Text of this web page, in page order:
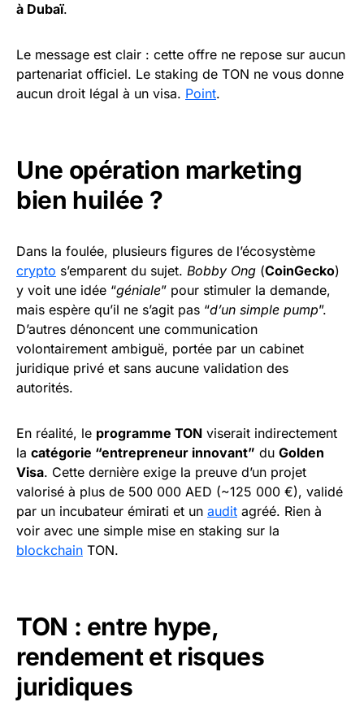
à Dubaï.
Le message est clair : cette offre ne repose sur aucun
partenariat officiel. Le staking de TON ne vous donne
aucun droit légal à un visa. Point.
Une opération marketing
bien huilée ?
Dans la foulée, plusieurs figures de l’écosystème
crypto s’emparent du sujet. Bobby Ong (CoinGecko)
y voit une idée “géniale” pour stimuler la demande,
mais espère qu’il ne s’agit pas “d’un simple pump”.
D’autres dénoncent une communication
volontairement ambiguë, portée par un cabinet
juridique privé et sans aucune validation des
autorités.
En réalité, le programme TON viserait indirectement
la catégorie “entrepreneur innovant” du Golden
Visa. Cette dernière exige la preuve d’un projet
valorisé à plus de 500 000 AED (~125 000 €), validé
par un incubateur émirati et un audit agréé. Rien à
voir avec une simple mise en staking sur la
blockchain TON.
TON : entre hype,
rendement et risques
juridiques